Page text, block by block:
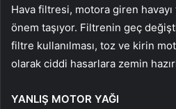
Hava filtresi, motora giren
önem taşıyor. Filtrenin geç
filtre kullanılması, toz ve kirin
olarak ciddi hasarlara zemin
YANLIŞ MOTOR YAĞI